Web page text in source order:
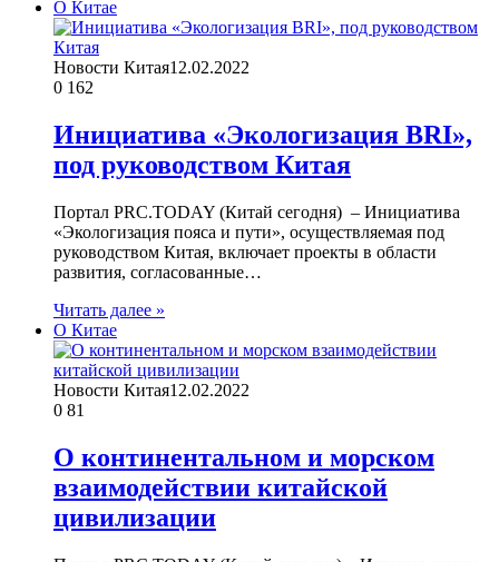
О Китае
Новости Китая12.02.2022
0 162
Инициатива «Экологизация BRI»,
под руководством Китая
Портал PRC.TODAY (Китай сегодня) – Инициатива
«Экологизация пояса и пути», осуществляемая под
руководством Китая, включает проекты в области
развития, согласованные…
Читать далее »
О Китае
Новости Китая12.02.2022
0 81
О континентальном и морском
взаимодействии китайской
цивилизации